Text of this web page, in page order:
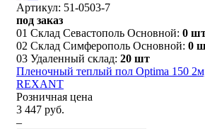
Артикул: 51-0503-7
под заказ
01 Склад Севастополь Основной: 0
02 Склад Симферополь Основной: 0
03 Удаленный склад: 20 шт
Пленочный теплый пол Optima 150
REXANT
Розничная цена
3 447 руб.
–